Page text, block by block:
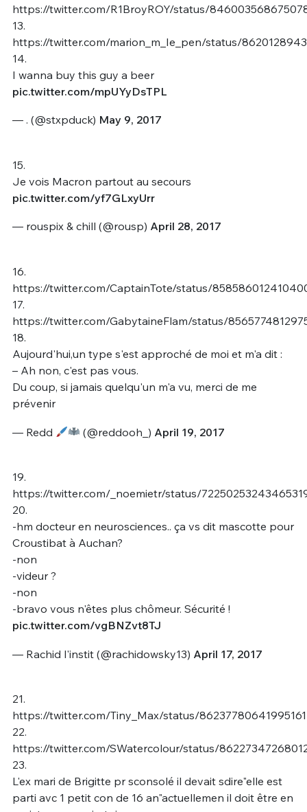
https://twitter.com/R1BroyROY/status/
13.
https://twitter.com/marion_m_Ie_pen/status/
14.
I wanna buy this guy a beer
pic.twitter.com/mpUYyDsTPL
— . (@stxpduck) May 9, 2017
15.
Je vois Macron partout au secours
pic.twitter.com/yf7GLxyUrr
— rouspix & chill (@rousp) April 28, 2017
16.
https://twitter.com/CaptainTote/status/
17.
https://twitter.com/GabytaineFlam/status/
18.
Aujourd'hui,un type s'est approché de moi et m'a dit :
– Ah non, c'est pas vous.
Du coup, si jamais quelqu'un m'a vu, merci de me
prévenir
— Redd (@reddooh_) April 19, 2017
19.
https://twitter.com/_noemietr/status/
20.
-hm docteur en neurosciences.. ça vs dit mascotte pour
Croustibat à Auchan?
-non
-videur ?
-non
-bravo vous n'êtes plus chômeur. Sécurité !
pic.twitter.com/vgBNZvt8TJ
— Rachid l'instit (@rachidowsky13) April 17, 2017
21.
https://twitter.com/Tiny_Max/status/
22.
https://twitter.com/SWatercolour/status/
23.
L'ex mari de Brigitte pr sconsolé il devait sdire"elle est
parti avc 1 petit con de 16 an"actuellemen il doit être en